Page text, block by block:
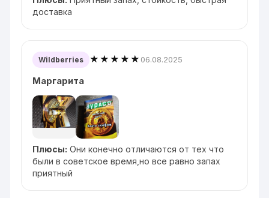
доставка
Wildberries ★★★★★ 06.08.2025
Маргарита
Плюсы: Они конечно отличаются от тех что
были в советское время,но все равно запах
приятный